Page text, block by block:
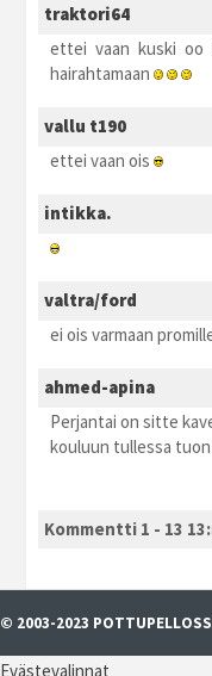
traktori64
ettei vaan kuski
hairahtamaan
vallu t190
ettei vaan ois
intikka.
valtra/ford
ei ois varmaan
ahmed-apina
Perjantai on sitte
kouluun tullessa
Kommentti 1 - 13
© 2003-2023
Evästevalinnat